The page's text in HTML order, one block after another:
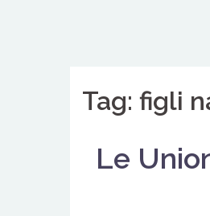
Tag: figli
Le